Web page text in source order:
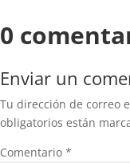
0
Enviar un
Tu dirección de correo
obligatorios están
Comentario *